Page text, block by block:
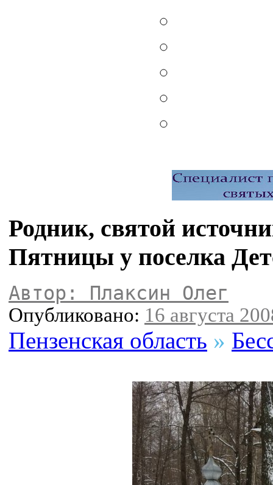
Родник, святой
Пятницы у поселка
Автор: Плаксин Олег
Опубликовано: 16 августа
Пензенская область »